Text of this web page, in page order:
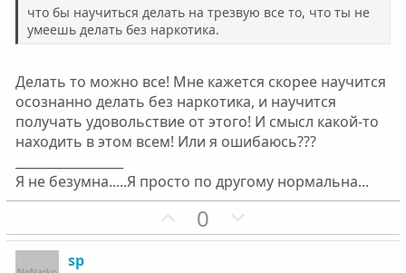
что бы научиться делать на трезвую все то, что ты не
умеешь делать без наркотика.
Делать то можно все! Мне кажется скорее научится
осознанно делать без наркотика, и научится
получать удовольствие от этого! И смысл какой-то
находить в этом всем! Или я ошибаюсь???
Я не безумна.....Я просто по другому нормальна...
П
о
0
е
sp